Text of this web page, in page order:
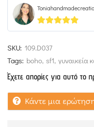
5out of 5
SKU: 109.D037
Tags: boho, sf1, γυναικεία
Έχετε απορίες για αυτό το
Κάντε μια